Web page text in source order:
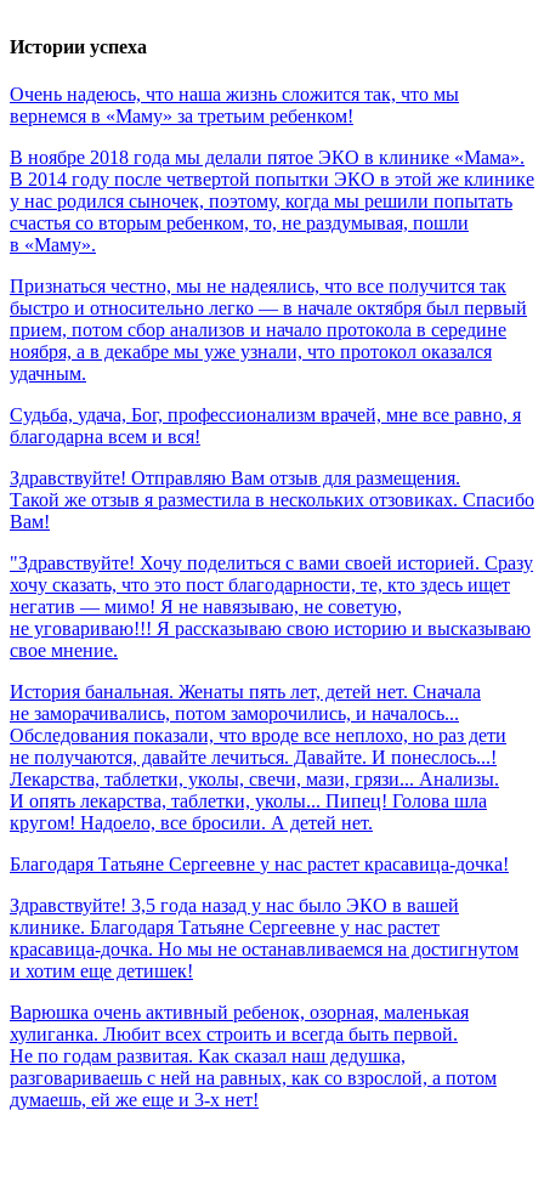
Истории успеха
Очень надеюсь, что наша жизнь сложится так, что мы
вернемся в «Маму» за третьим ребенком!
В ноябре 2018 года мы делали пятое ЭКО в клинике «Мама».
В 2014 году после четвертой попытки ЭКО в этой же клинике
у нас родился сыночек, поэтому, когда мы решили попытать
счастья со вторым ребенком, то, не раздумывая, пошли
в «Маму».
Признаться честно, мы не надеялись, что все получится так
быстро и относительно легко — в начале октября был первый
прием, потом сбор анализов и начало протокола в середине
ноября, а в декабре мы уже узнали, что протокол оказался
удачным.
Судьба, удача, Бог, профессионализм врачей, мне все равно, я
благодарна всем и вся!
Здравствуйте! Отправляю Вам отзыв для размещения.
Такой же отзыв я разместила в нескольких отзовиках. Спасибо
Вам!
"Здравствуйте! Хочу поделиться с вами своей историей. Сразу
хочу сказать, что это пост благодарности, те, кто здесь ищет
негатив — мимо! Я не навязываю, не советую,
не уговариваю!!! Я рассказываю свою историю и высказываю
свое мнение.
История банальная. Женаты пять лет, детей нет. Сначала
не заморачивались, потом заморочились, и началось...
Обследования показали, что вроде все неплохо, но раз дети
не получаются, давайте лечиться. Давайте. И понеслось...!
Лекарства, таблетки, уколы, свечи, мази, грязи... Анализы.
И опять лекарства, таблетки, уколы... Пипец! Голова шла
кругом! Надоело, все бросили. А детей нет.
Благодаря Татьяне Сергеевне у нас растет красавица-дочка!
Здравствуйте! 3,5 года назад у нас было ЭКО в вашей
клинике. Благодаря Татьяне Сергеевне у нас растет
красавица-дочка. Но мы не останавливаемся на достигнутом
и хотим еще детишек!
Варюшка очень активный ребенок, озорная, маленькая
хулиганка. Любит всех строить и всегда быть первой.
Не по годам развитая. Как сказал наш дедушка,
разговариваешь с ней на равных, как со взрослой, а потом
думаешь, ей же еще и 3-х нет!